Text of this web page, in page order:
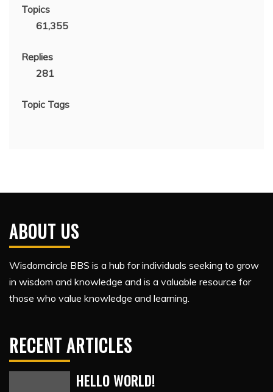
Topics
61,355
Replies
281
Topic Tags
ABOUT US
Wisdomcircle BBS is a hub for individuals seeking to grow
in wisdom and knowledge and is a valuable resource for
those who value knowledge and learning.
RECENT ARTICLES
HELLO WORLD!